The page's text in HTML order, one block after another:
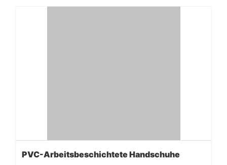
PVC-Arbeitsbeschichtete Handschuhe